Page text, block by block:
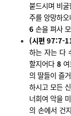
붙드시며 비
주를 앙망하
6 손을 펴사
(시편97:7-
하는 자는 다
할지어다 8
의 딸들이 즐
하시고 모든
너희여 악을
의 손에서 건